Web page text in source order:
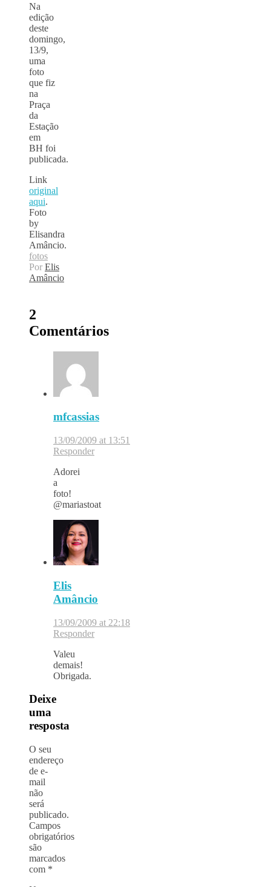
Na
edição
deste
domingo,
13/9,
uma
foto
que fiz
na
Praça
da
Estação
em
BH foi
publicada.
Link
original
aqui.
Foto
by
Elisandra
Amâncio.
fotos
Por Elis
Amâncio
2
Comentários
mfcassias
13/09/2009 at 13:51
Responder
Adorei
a
foto!
@mariastoat
Elis
Amâncio
13/09/2009 at 22:18
Responder
Valeu
demais!
Obrigada.
Deixe
uma
resposta
O seu
endereço
de e-
mail
não
será
publicado.
Campos
obrigatórios
são
marcados
com *